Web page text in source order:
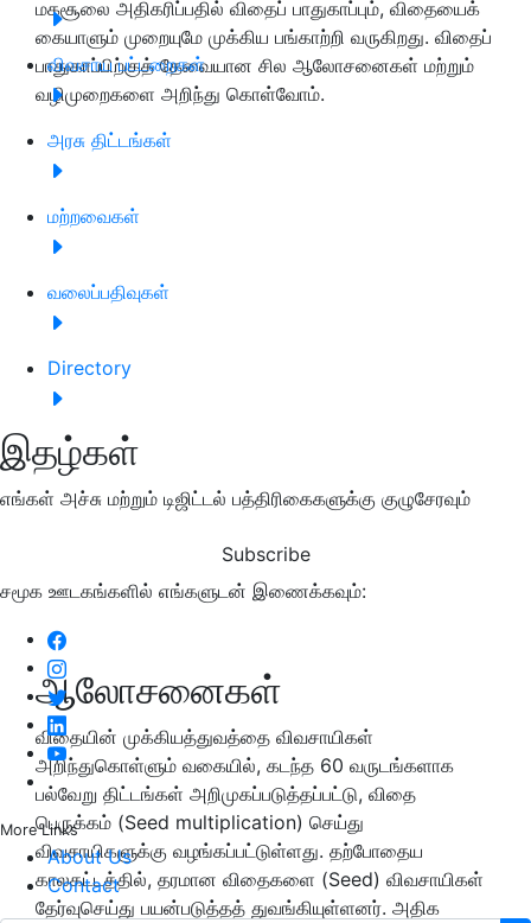
விவசாய பட்டறைகள்
அரசு திட்டங்கள்
மற்றவைகள்
வலைப்பதிவுகள்
Directory
இதழ்கள்
எங்கள் அச்சு மற்றும் டிஜிட்டல் பத்திரிகைகளுக்கு குழுசேரவும்
Subscribe
சமூக ஊடகங்களில் எங்களுடன் இணைக்கவும்:
More Links
About Us
Contact
மகசூலை அதிகரிப்பதில் விதைப் பாதுகாப்பும், விதையைக்
கையாளும் முறையுமே முக்கிய பங்காற்றி வருகிறது. விதைப்
பாதுகாப்பிற்குத் தேவையான சில ஆலோசனைகள் மற்றும்
வழிமுறைகளை அறிந்து கொள்வோம்.
ஆலோசனைகள்
விதையின் முக்கியத்துவத்தை விவசாயிகள்
அறிந்துகொள்ளும் வகையில், கடந்த 60 வருடங்களாக
பல்வேறு திட்டங்கள் அறிமுகப்படுத்தப்பட்டு, விதை
பெருக்கம் (Seed multiplication) செய்து
விவசாயிகளுக்கு வழங்கப்பட்டுள்ளது. தற்போதைய
காலகட்டத்தில், தரமான விதைகளை (Seed) விவசாயிகள்
தேர்வுசெய்து பயன்படுத்தத் துவங்கியுள்ளனர். அதிக